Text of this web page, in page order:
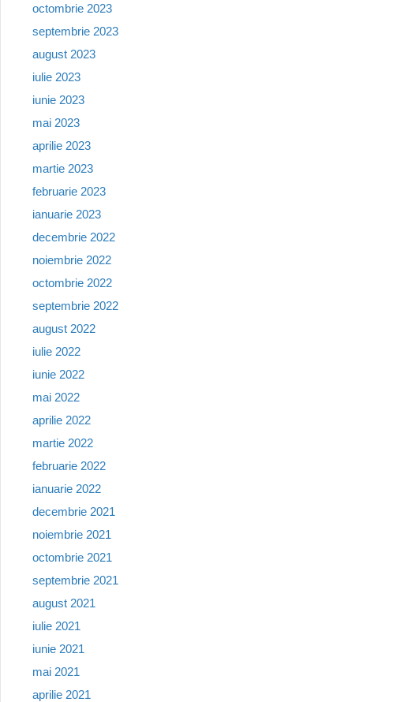
octombrie 2023
septembrie 2023
august 2023
iulie 2023
iunie 2023
mai 2023
aprilie 2023
martie 2023
februarie 2023
ianuarie 2023
decembrie 2022
noiembrie 2022
octombrie 2022
septembrie 2022
august 2022
iulie 2022
iunie 2022
mai 2022
aprilie 2022
martie 2022
februarie 2022
ianuarie 2022
decembrie 2021
noiembrie 2021
octombrie 2021
septembrie 2021
august 2021
iulie 2021
iunie 2021
mai 2021
aprilie 2021